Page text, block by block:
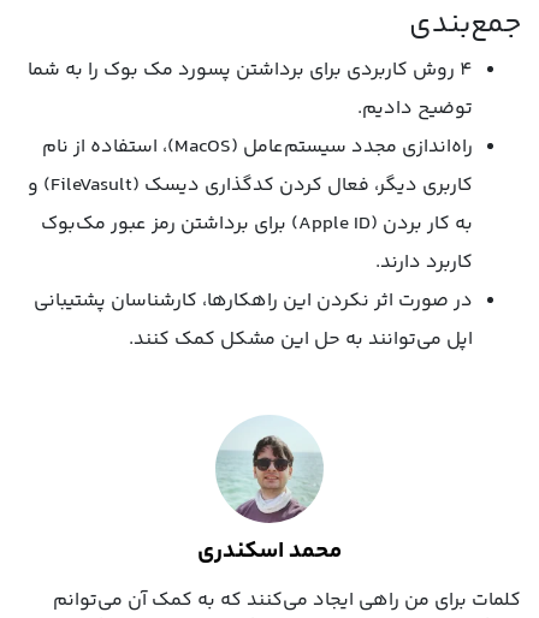
جمع‌بندی
4 روش کاربردی برای برداشتن پسورد مک بوک را به شما
توضیح دادیم.
راه‌اندازی مجدد سیستم‌عامل (MacOS)، استفاده از نام
کاربری دیگر، فعال کردن کدگذاری دیسک (FileVasult) و
به کار بردن (Apple ID) برای برداشتن رمز عبور مک‌بوک
کاربرد دارند.
در صورت اثر نکردن این راهکارها، کارشناسان پشتیبانی
اپل می‌توانند به حل این مشکل کمک کنند.
محمد اسکندری
کلمات برای من راهی ایجاد می‌کنند که به کمک آن می‌توانم